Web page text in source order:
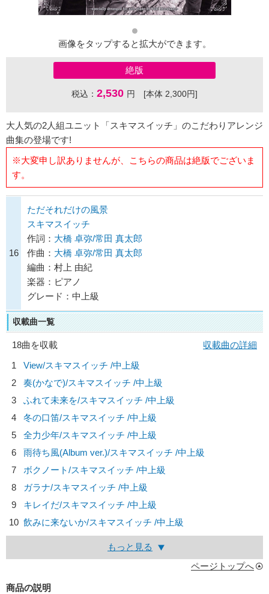
画像をタップすると拡大ができます。
絶版
税込： 2,530 円 [本体 2,300円]
大人気の2人組ユニット「スキマスイッチ」のこだわりアレンジ
曲集の登場です!
※大変申し訳ありませんが、こちらの商品は絶版でございま
す。
16
ただそれだけの風景
スキマスイッチ
作詞： 大橋 卓弥/常田 真太郎
作曲： 大橋 卓弥/常田 真太郎
編曲：村上 由紀
楽器：ピアノ
グレード：中上級
収載曲一覧
18曲を収載
収載曲の詳細
1
View/スキマスイッチ /中上級
2
奏(かなで)/スキマスイッチ /中上級
3
ふれて未来を/スキマスイッチ /中上級
4
冬の口笛/スキマスイッチ /中上級
5
全力少年/スキマスイッチ /中上級
6
雨待ち風(Album ver.)/スキマスイッチ /中上級
7
ボクノート/スキマスイッチ /中上級
8
ガラナ/スキマスイッチ /中上級
9
キレイだ/スキマスイッチ /中上級
10 飲みに来ないか/スキマスイッチ /中上級
もっと見る
ページトップへ
商品の説明